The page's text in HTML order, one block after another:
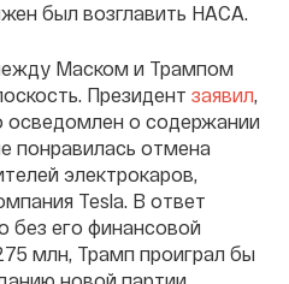
был возглавить НАСА.
Маском и Трампом
Президент заявил,
осведомлен о содержании
понравилась отмена
электрокаров,
Tesla. В ответ
без его финансовой
млн, Трамп проиграл бы